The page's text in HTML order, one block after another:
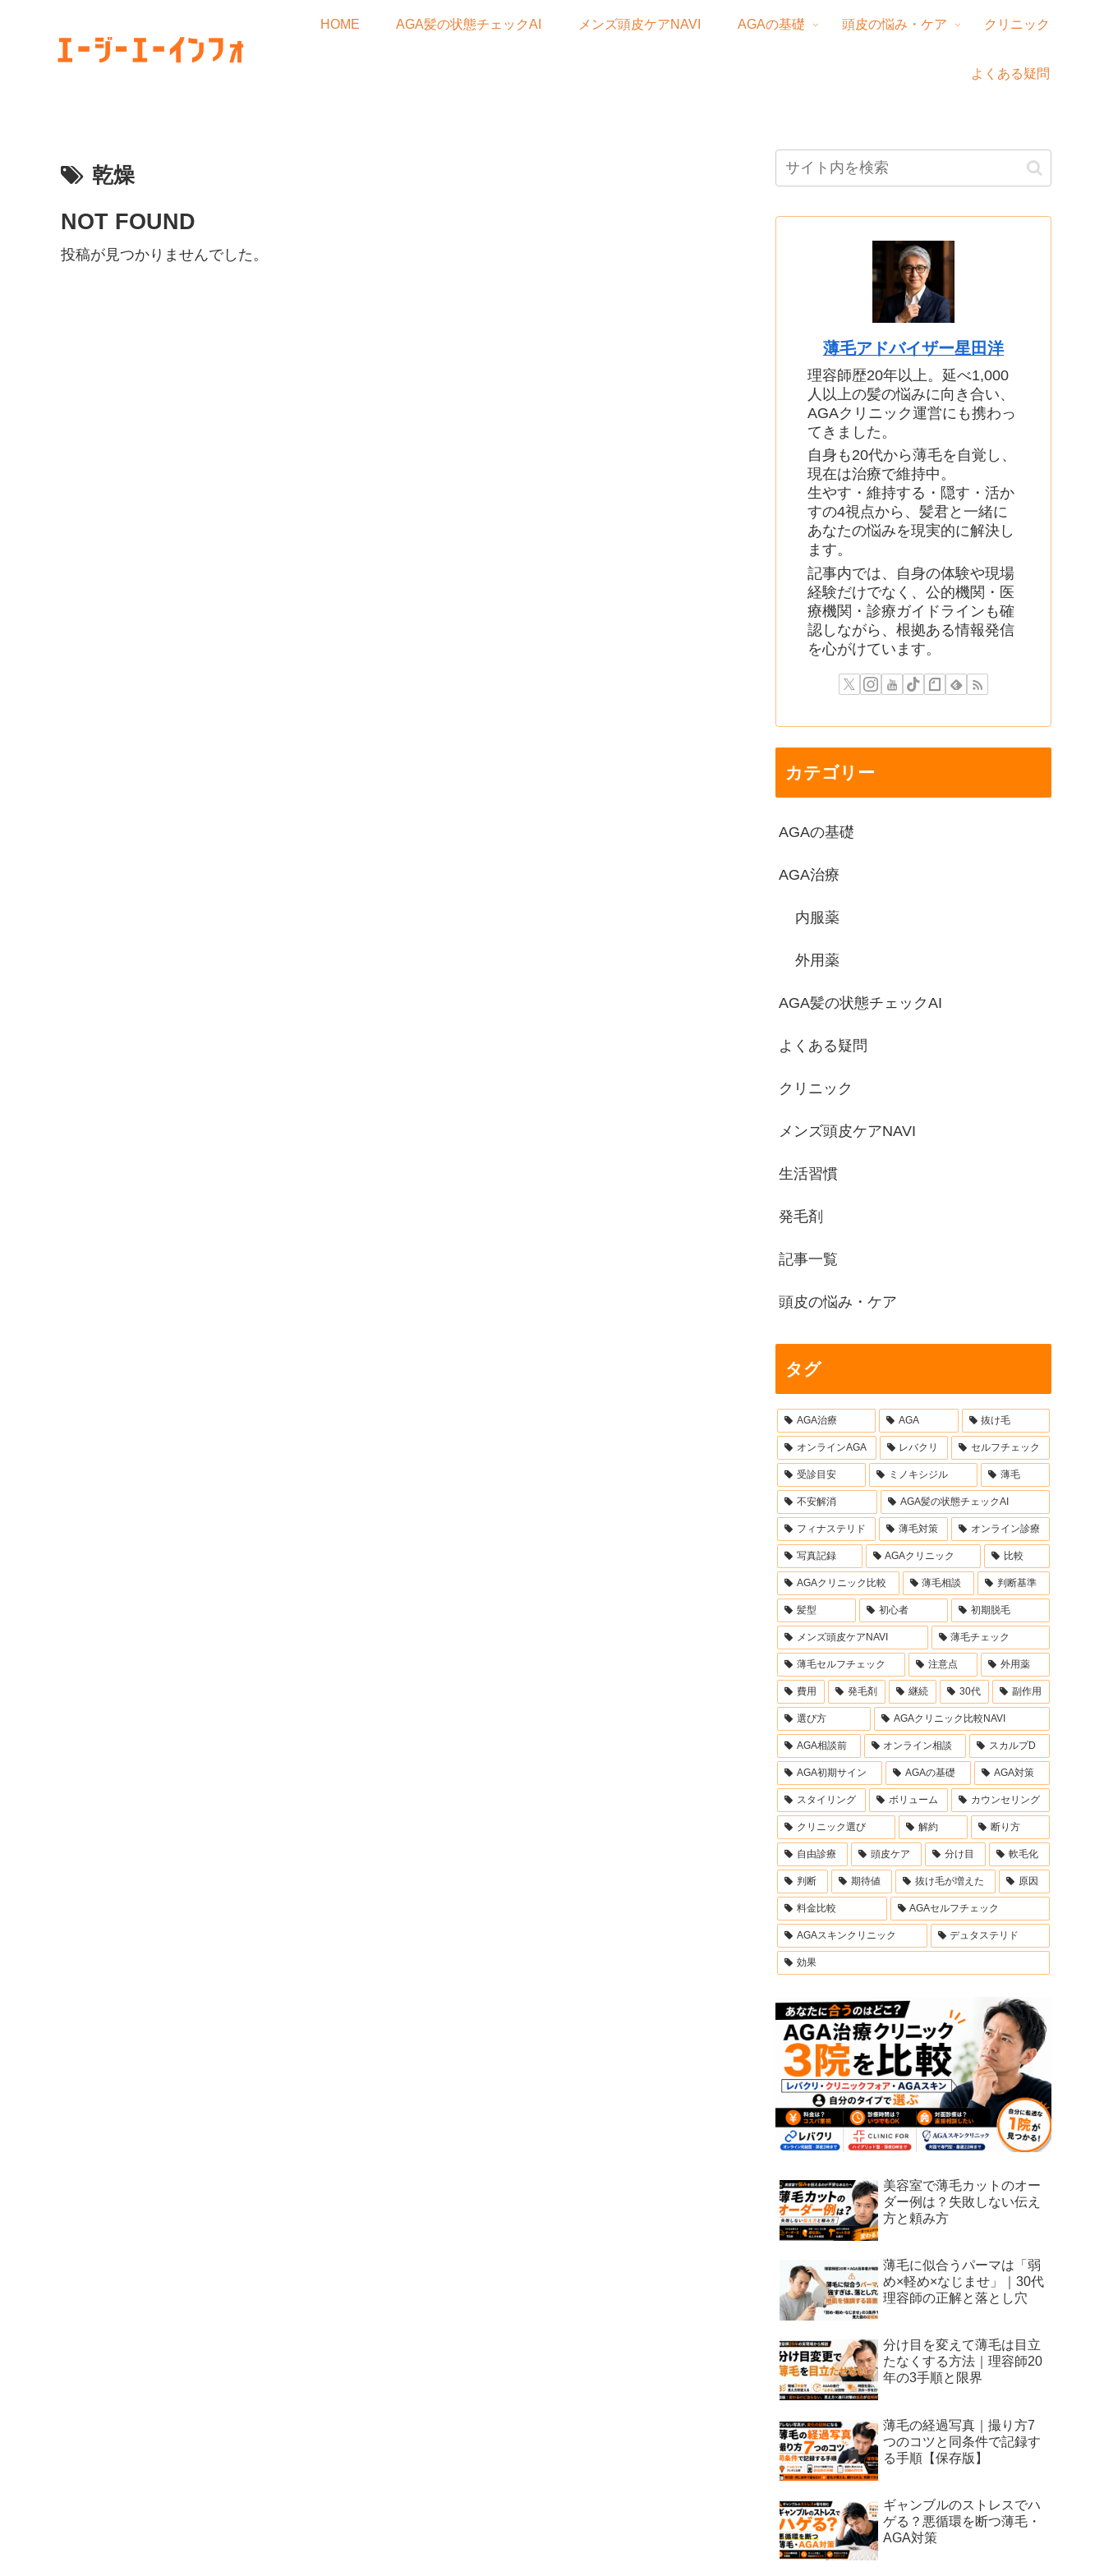
HOME AGA髪の状態チェックAI メンズ頭皮ケアNAVI AGAの基礎 頭皮の悩み・ケア クリニック
よくある疑問
乾燥
NOT FOUND
投稿が見つかりませんでした。
薄毛アドバイザー星田洋
理容師歴20年以上。延べ1,000
人以上の髪の悩みに向き合い、
AGAクリニック運営にも携わっ
てきました。
自身も20代から薄毛を自覚し、
現在は治療で維持中。
生やす・維持する・隠す・活か
すの4視点から、髪君と一緒に
あなたの悩みを現実的に解決し
ます。
記事内では、自身の体験や現場
経験だけでなく、公的機関・医
療機関・診療ガイドラインも確
認しながら、根拠ある情報発信
を心がけています。
カテゴリー
AGAの基礎
AGA治療
内服薬
外用薬
AGA髪の状態チェックAI
よくある疑問
クリニック
メンズ頭皮ケアNAVI
生活習慣
発毛剤
記事一覧
頭皮の悩み・ケア
タグ
AGA治療 AGA 抜け毛
オンラインAGA レバクリ セルフチェック
受診目安 ミノキシジル 薄毛
不安解消 AGA髪の状態チェックAI
フィナステリド 薄毛対策 オンライン診療
写真記録 AGAクリニック 比較
AGAクリニック比較 薄毛相談 判断基準
髪型 初心者 初期脱毛
メンズ頭皮ケアNAVI 薄毛チェック
薄毛セルフチェック 注意点 外用薬
費用 発毛剤 継続 30代 副作用
選び方 AGAクリニック比較NAVI
AGA相談前 オンライン相談 スカルプD
AGA初期サイン AGAの基礎 AGA対策
スタイリング ボリューム カウンセリング
クリニック選び 解約 断り方
自由診療 頭皮ケア 分け目 軟毛化
判断 期待値 抜け毛が増えた 原因
料金比較 AGAセルフチェック
AGAスキンクリニック デュタステリド
効果
美容室で薄毛カットのオー
ダー例は？失敗しない伝え
方と頼み方
薄毛に似合うパーマは「弱
め×軽め×なじませ」｜30代
理容師の正解と落とし穴
分け目を変えて薄毛は目立
たなくする方法｜理容師20
年の3手順と限界
薄毛の経過写真｜撮り方7
つのコツと同条件で記録す
る手順【保存版】
ギャンブルのストレスでハ
ゲる？悪循環を断つ薄毛・
AGA対策